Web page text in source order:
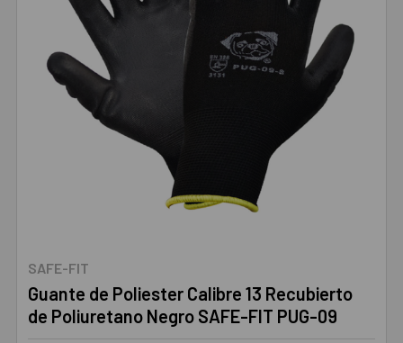
SAFE-FIT
Guante de Poliester Calibre 13 Recubierto
de Poliuretano Negro SAFE-FIT PUG-09